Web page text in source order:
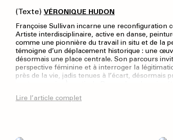
(Texte) VÉRONIQUE HUDON
Françoise Sullivan incarne une reconfiguration
Artiste interdisciplinaire, active en danse,
comme une pionnière du travail in situ et de la
témoigne d’un déplacement historique : une
désormais une place centrale. Son parcours
perspective féminine et à interroger la
près de la vie, jadis tenues à l’écart, désormais
moderne et contribué à la minorisation de
Lire l’article complet